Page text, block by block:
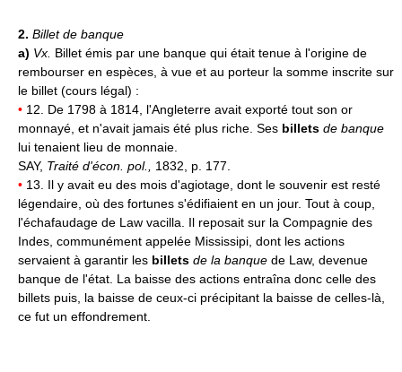
2. Billet de banque
a) Vx. Billet émis par une banque qui était tenue à l'origine de
rembourser en espèces, à vue et au porteur la somme inscrite sur
le billet (cours légal) :
• 12. De 1798 à 1814, l'Angleterre avait exporté tout son or
monnayé, et n'avait jamais été plus riche. Ses billets de banque
lui tenaient lieu de monnaie.
SAY, Traité d'écon. pol., 1832, p. 177.
• 13. Il y avait eu des mois d'agiotage, dont le souvenir est resté
légendaire, où des fortunes s'édifiaient en un jour. Tout à coup,
l'échafaudage de Law vacilla. Il reposait sur la Compagnie des
Indes, communément appelée Mississipi, dont les actions
servaient à garantir les billets de la banque de Law, devenue
banque de l'état. La baisse des actions entraîna donc celle des
billets puis, la baisse de ceux-ci précipitant la baisse de celles-là,
ce fut un effondrement.